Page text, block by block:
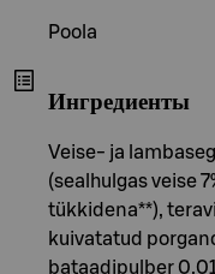
Poola
Ингредиенты
Veise- ja
(sealhulgas veise
tükkidena**),
kuivatatud
bataadipulber